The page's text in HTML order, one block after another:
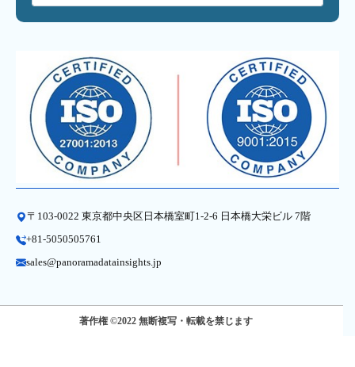
〒103-0022 東京都中央区日本橋室町1-2-6 日本橋大栄ビル 7階
+81-5050505761
sales@panoramadatainsights.jp
著作権 ©2022 無断複写・転載を禁じます